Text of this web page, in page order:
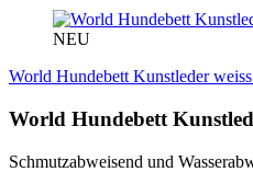
NEU
World Hundebett Kunstleder
World Hundebett
Schmutzabweisend und